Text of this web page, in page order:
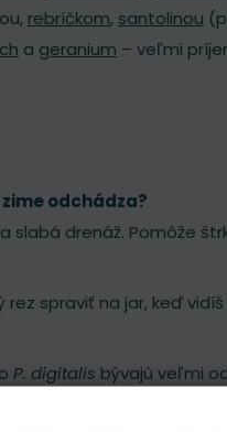
rebríčkom, santolinou
a geranium – veľmi
odchádza?
slabá drenáž. Pomôže
rez spraviť na jar, keď
P. digitalis bývajú veľmi